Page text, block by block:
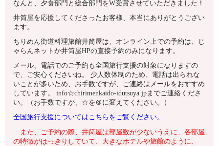
なんと、夕食部門と総合部門をW受賞させていただきました！
井筒屋を応援してくださったお客様、本当にありがとうござい
ます。
ちりめん街道料理旅館井筒屋は、オンライン上での予約は、じ
ゃらんネットか井筒屋HPの直接予約のみになります。
メール、電話でのご予約も全国旅行支援の対象になりますの
で、ご安心くださいね。 少人数体制のため、電話は出られな
いことが多いため、お手数ですが、ご連絡はメールをおすすめ
しています。 info☆chirimenkaido-idutsuya.jpまでご連絡くださ
い。（お手数ですが、☆を＠に変えてください。）
全国旅行支援についてはこちらをご覧ください。
また、ご予約の際、井筒屋は部屋数が少ないうえに、各部屋
の特徴がはっきりしていて、大きなホテルや旅館のように、